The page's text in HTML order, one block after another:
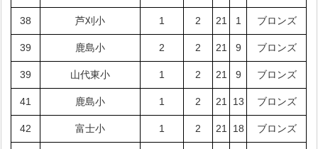
38 芦刈小 1 2 21 1 ブロンズ
39 鹿島小 2 2 21 9 ブロンズ
39 山代東小 1 2 21 9 ブロンズ
41 鹿島小 1 2 21 13 ブロンズ
42 富士小 1 2 21 18 ブロンズ